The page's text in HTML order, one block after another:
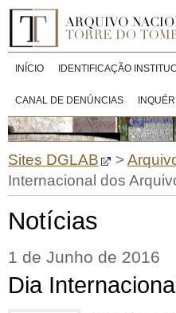
INÍCIO IDENTIFICAÇÃO
CANAL DE DENÚNCIAS
Sites DGLAB >
Internacional dos
Notícias
1 de Junho de 2016
Dia